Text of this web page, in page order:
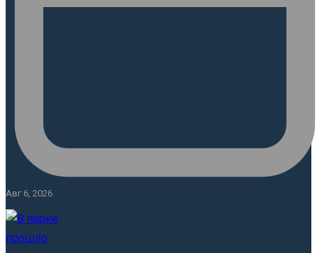
Авг 6, 2026